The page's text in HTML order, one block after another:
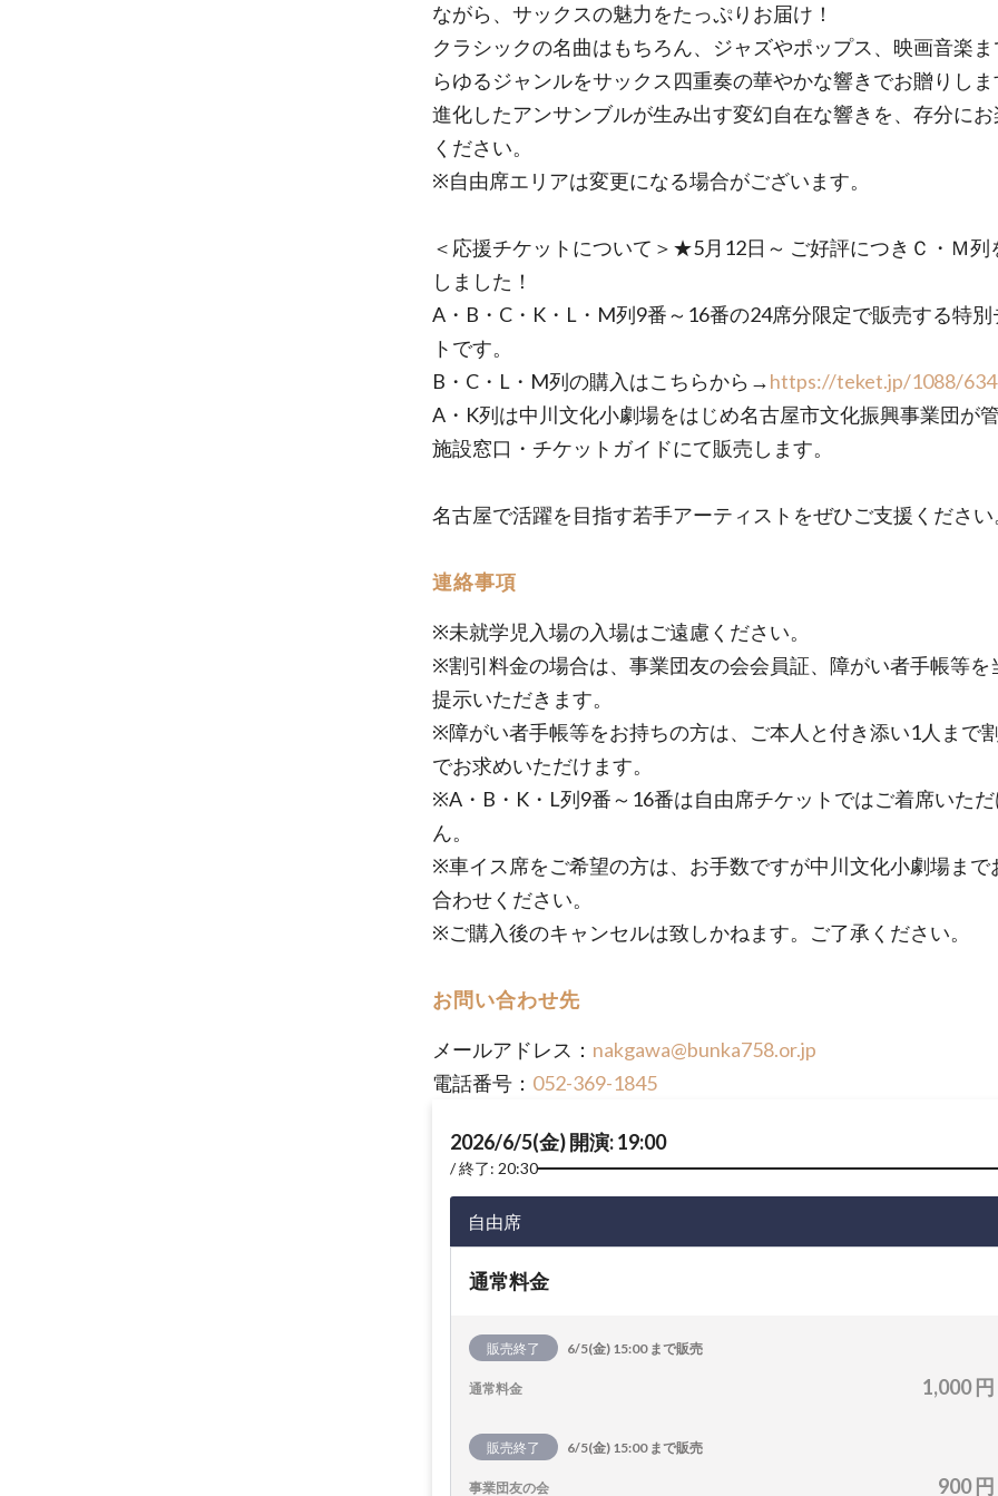
ながら、サックスの魅力をたっぷりお届け！
クラシックの名曲はもちろん、ジャズやポップス、映画音楽
らゆるジャンルをサックス四重奏の華やかな響きでお贈りし
進化したアンサンブルが生み出す変幻自在な響きを、存分に
ください。
※自由席エリアは変更になる場合がございます。
＜応援チケットについて＞★5月12日～ ご好評につきＣ・Ｍ列
しました！
A・B・C・K・L・M列9番～16番の24席分限定で販売する特別
トです。
B・C・L・M列の購入はこちらから→https://teket.jp/1088/
A・K列は中川文化小劇場をはじめ名古屋市文化振興事業団が
施設窓口・チケットガイドにて販売します。
名古屋で活躍を目指す若手アーティストをぜひご支援ください
連絡事項
※未就学児入場の入場はご遠慮ください。
※割引料金の場合は、事業団友の会会員証、障がい者手帳等を
提示いただきます。
※障がい者手帳等をお持ちの方は、ご本人と付き添い1人まで
でお求めいただけます。
※A・B・K・L列9番～16番は自由席チケットではご着席いた
ん。
※車イス席をご希望の方は、お手数ですが中川文化小劇場まで
合わせください。
※ご購入後のキャンセルは致しかねます。ご了承ください。
お問い合わせ先
メールアドレス： nakgawa@bunka758.or.jp
電話番号： 052-369-1845
2026/6/5(金) 開演: 19:00
終了: 20:30
自由席
通常料金
販売終了 6/5(金) 15:00 まで販売
通常料金 1,000 円
販売終了 6/5(金) 15:00 まで販売
事業団友の会 900 円